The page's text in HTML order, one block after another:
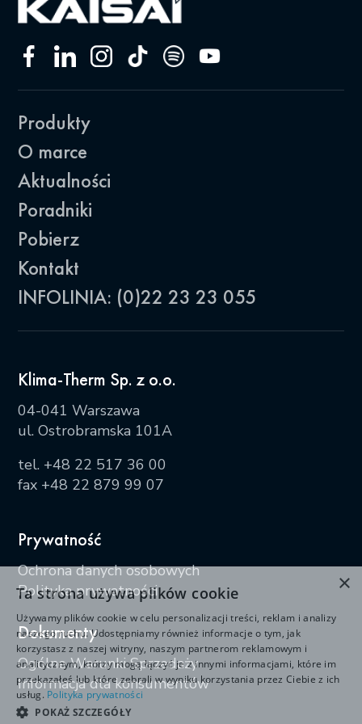
Produkty
O marce
Aktualności
Poradniki
Pobierz
Kontakt
INFOLINIA: (0)22 23 23 055
Klima-Therm Sp. z o.o.
04-041 Warszawa
ul. Ostrobramska 101A
tel. +48 22 517 36 00
fax +48 22 879 99 07
Prywatność
Ochrona danych osobowych
Polityka prywatności
Dokumenty
Ogólne Warunki Sprzedaży
Informacja dla konsumentów
×
Ta strona używa plików cookie
Używamy plików cookie w celu personalizacji treści, reklam i analizy
naszego ruchu. Udostępniamy również informacje o tym, jak
korzystasz z naszej witryny, naszym partnerom reklamowym i
analitycznym, którzy mogą łączyć je z innymi informacjami, które im
przekazałeś lub które zebrali w wyniku korzystania przez Ciebie z ich
usług. Polityka prywatności
POKAŻ SZCZEGÓŁY